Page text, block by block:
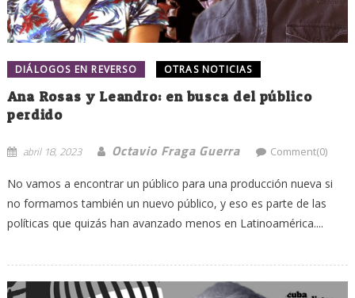
DIÁLOGOS EN REVERSO OTRAS NOTICIAS
Ana Rosas y Leandro: en busca del público
perdido
abril 18, 2023 Octavio Fraga Guerra Comment(0)
No vamos a encontrar un público para una producción nueva si
no formamos también un nuevo público, y eso es parte de las
políticas que quizás han avanzado menos en Latinoamérica....